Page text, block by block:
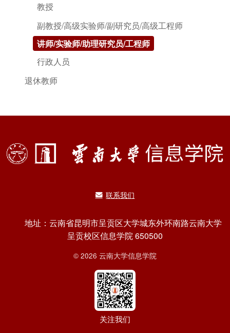
教授
副教授/高级实验师/副研究员/高级工程师
讲师/实验师/助理研究员/工程师
行政人员
退休教师
联系我们
地址：云南省昆明市呈贡区大学城东外环南路云南大学
呈贡校区信息学院 650500
© 2026 云南大学信息学院
关注我们